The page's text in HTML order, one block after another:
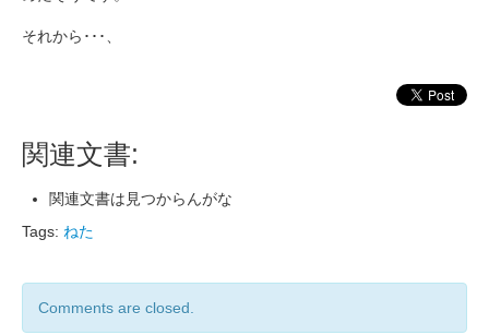
それから･･･、
関連文書:
関連文書は見つからんがな
Tags: ねた
Comments are closed.